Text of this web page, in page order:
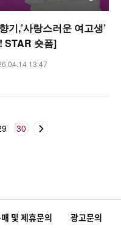
기,’사랑스러운 여고생’
STAR 숏폼]
13:47
30
및 제휴문의 광고문의